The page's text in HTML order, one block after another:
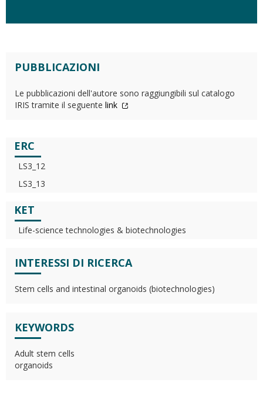
PUBBLICAZIONI
Le pubblicazioni dell'autore sono raggiungibili sul catalogo
IRIS tramite il seguente link
ERC
LS3_12
LS3_13
KET
Life-science technologies & biotechnologies
INTERESSI DI RICERCA
Stem cells and intestinal organoids (biotechnologies)
KEYWORDS
Adult stem cells
organoids